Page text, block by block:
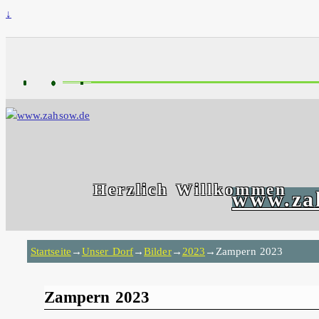
↓
Herzlich Willkommen
Startseite →Unser Dorf→Bilder→ 2023 → Zampern 2023
Zampern 2023